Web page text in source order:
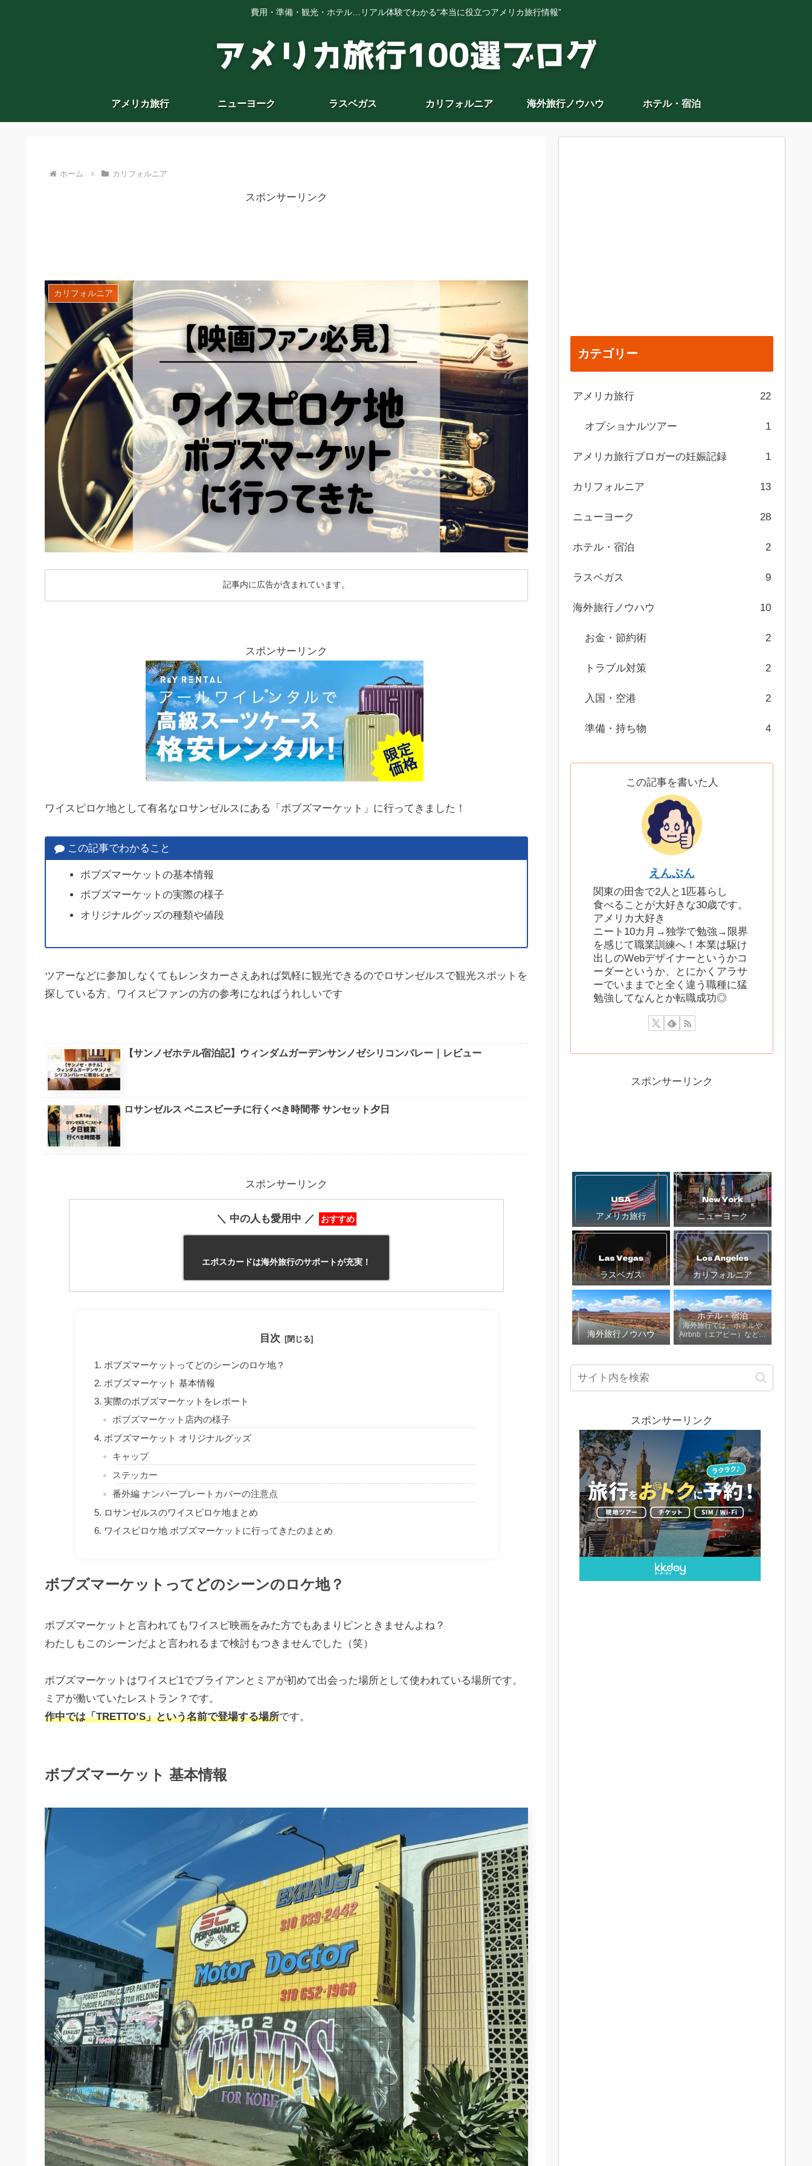
費用・準備・観光・ホテル…リアル体験でわかる“本当に役立つアメリカ旅行情報”
アメリカ旅行 ニューヨーク ラスベガス カリフォルニア 海外旅行ノウハウ ホテル・宿泊
ホーム カリフォルニア
スポンサーリンク
カリフォルニア
記事内に広告が含まれています。
スポンサーリンク
ワイスピロケ地として有名なロサンゼルスにある「ボブズマーケット」に行ってきました！
この記事でわかること
ボブズマーケットの基本情報
ボブズマーケットの実際の様子
オリジナルグッズの種類や値段
ツアーなどに参加しなくてもレンタカーさえあれば気軽に観光できるのでロサンゼルスで観光スポットを
探している方、ワイスピファンの方の参考になればうれしいです
【サンノゼホテル宿泊記】ウィンダムガーデンサンノゼシリコンバレー｜レビュー
ロサンゼルス ベニスビーチに行くべき時間帯 サンセット夕日
スポンサーリンク
＼ 中の人も愛用中 ／ おすすめ
エポスカードは海外旅行のサポートが充実！
目次
ボブズマーケットってどのシーンのロケ地？
ボブズマーケット 基本情報
実際のボブズマーケットをレポート
ボブズマーケット店内の様子
ボブズマーケット オリジナルグッズ
キャップ
ステッカー
番外編 ナンバープレートカバーの注意点
ロサンゼルスのワイスピロケ地まとめ
ワイスピロケ地 ボブズマーケットに行ってきたのまとめ
ボブズマーケットってどのシーンのロケ地？
ボブズマーケットと言われてもワイスピ映画をみた方でもあまりピンときませんよね？
わたしもこのシーンだよと言われるまで検討もつきませんでした（笑）
ボブズマーケットはワイスピ1でブライアンとミアが初めて出会った場所として使われている場所です。
ミアが働いていたレストラン？です。
作中では「TRETTO’S」という名前で登場する場所です。
ボブズマーケット 基本情報
カテゴリー
アメリカ旅行 22
オプショナルツアー 1
アメリカ旅行ブロガーの妊娠記録 1
カリフォルニア 13
ニューヨーク 28
ホテル・宿泊 2
ラスベガス 9
海外旅行ノウハウ 10
お金・節約術 2
トラブル対策 2
入国・空港 2
準備・持ち物 4
この記事を書いた人
えんぶん
関東の田舎で2人と1匹暮らし
食べることが大好きな30歳です。
アメリカ大好き
ニート10カ月→独学で勉強→限界
を感じて職業訓練へ！本業は駆け
出しのWebデザイナーというかコ
ーダーというか、とにかくアラサ
ーでいままでと全く違う職種に猛
勉強してなんとか転職成功◎
スポンサーリンク
アメリカ旅行 ニューヨーク
ラスベガス カリフォルニア
海外旅行ノウハウ
ホテル・宿泊
海外旅行では、ホテルや
Airbnb（エアビー）など宿
泊先の選び方で旅の満足度
ホテルやAirbnbの活用方
法、エリアごとの選び方、
予約のコツなどをまとめて
のバランス、安く予約する
方法なども解説しているの
で、「どこに泊まればいい
か分からない」という方に
も役立つ内容です。 ホテ
ル・Airbnbそれぞれの特徴
を…
スポンサーリンク